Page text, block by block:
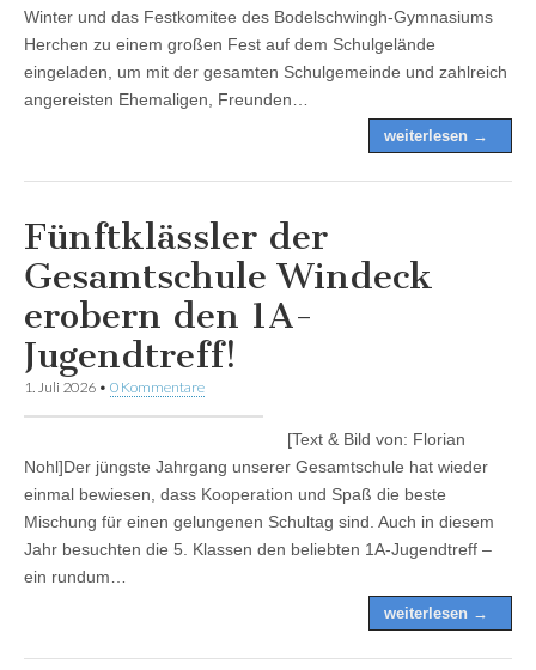
Winter und das Festkomitee des Bodelschwingh-Gymnasiums
Herchen zu einem großen Fest auf dem Schulgelände
eingeladen, um mit der gesamten Schulgemeinde und zahlreich
angereisten Ehemaligen, Freunden…
weiterlesen →
Fünftklässler der
Gesamtschule Windeck
erobern den 1A-
Jugendtreff!
1. Juli 2026 • 0 Kommentare
[Text & Bild von: Florian
Nohl]Der jüngste Jahrgang unserer Gesamtschule hat wieder
einmal bewiesen, dass Kooperation und Spaß die beste
Mischung für einen gelungenen Schultag sind. Auch in diesem
Jahr besuchten die 5. Klassen den beliebten 1A-Jugendtreff –
ein rundum…
weiterlesen →